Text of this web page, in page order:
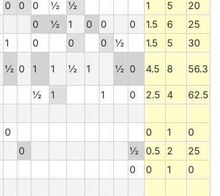
0 0 0 ½ ½ 1 5
20
0 ½ 1 0 0 0 1.5 6
25
1 0 0 0 ½ 1.5 5 30
½ 0 1 1 ½ 1 ½ 0 4.5 8 56.3
½ 1 1 0 2.5 4
62.5
0 0 1
0
0 ½ 0.5 2
25
0 0 1
0